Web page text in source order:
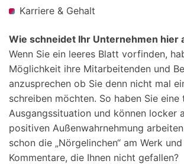
Karriere & Gehalt
Wie schneidet Ihr Unternehmen hier
Wenn Sie ein leeres Blatt vorfinden,
Möglichkeit ihre Mitarbeitenden und
anzusprechen ob Sie denn nicht mal
schreiben möchten. So haben Sie eine
Ausgangssituation und können locker
positiven Außenwahrnehmung
schon die „Nörgelinchen“ am Werk
Kommentare, die Ihnen nicht gefallen?